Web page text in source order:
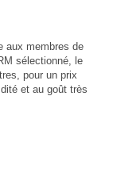
aux membres de
sélectionné, le
pour un prix
et au goût très